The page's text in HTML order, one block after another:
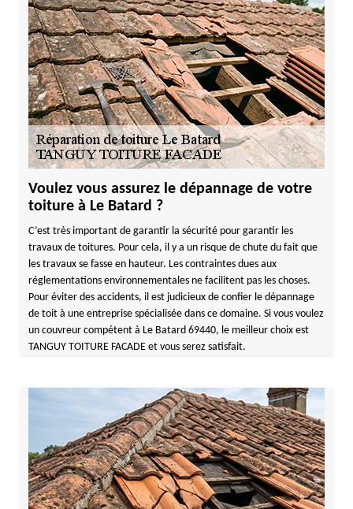
Voulez vous assurez le dépannage de votre
toiture à Le Batard ?
C’est très important de garantir la sécurité pour garantir les
travaux de toitures. Pour cela, il y a un risque de chute du fait que
les travaux se fasse en hauteur. Les contraintes dues aux
réglementations environnementales ne facilitent pas les choses.
Pour éviter des accidents, il est judicieux de confier le dépannage
de toit à une entreprise spécialisée dans ce domaine. Si vous voulez
un couvreur compétent à Le Batard 69440, le meilleur choix est
TANGUY TOITURE FACADE et vous serez satisfait.